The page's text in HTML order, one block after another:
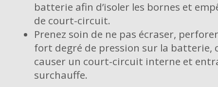
batterie afin d’isoler les bornes et
de court-circuit.
Prenez soin de ne pas écraser,
fort degré de pression sur la batterie,
causer un court-circuit interne et
surchauffe.